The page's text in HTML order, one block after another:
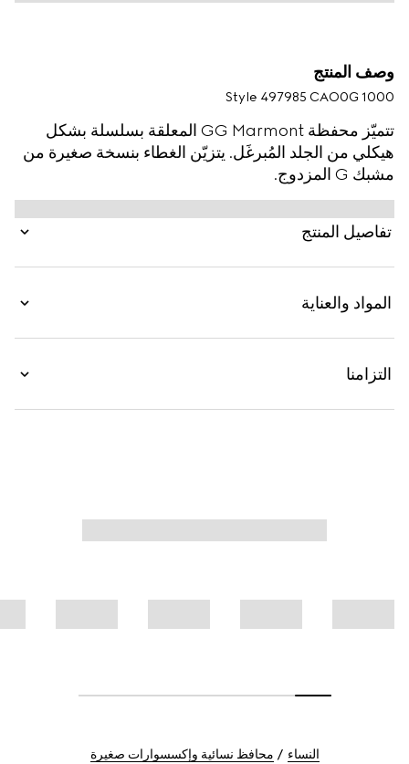
وصف المنتج
Style ‎497985 CAO0G 1000
تتميّز محفظة GG Marmont المعلقة بسلسلة بشكل
هيكلي من الجلد المُبرغَل. يتزيّن الغطاء بنسخة صغيرة من
مشبك G المزدوج.
تفاصيل المنتج
المواد والعناية
التزامنا
النساء
محافظ نسائية وإكسسوارات صغيرة